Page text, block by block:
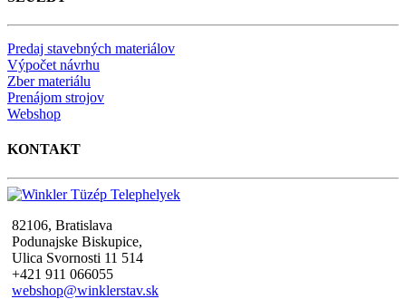
Predaj stavebných materiálov
Výpočet návrhu
Zber materiálu
Prenájom strojov
Webshop
KONTAKT
82106, Bratislava
Podunajske Biskupice,
Ulica Svornosti 11 514
+421 911 066055
webshop@winklerstav.sk